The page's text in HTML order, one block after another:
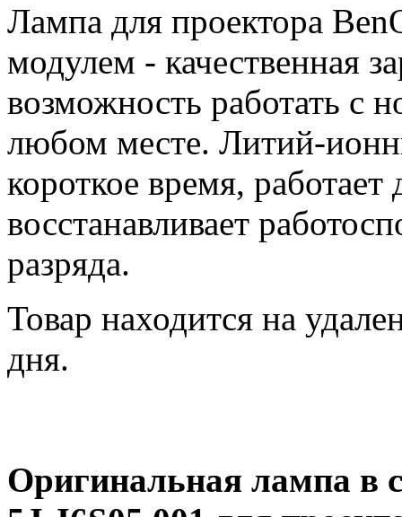
Лампа для проектора
модулем - качественная
возможность работать с
любом месте. Литий-
короткое время,
восстанавливает
разряда.
Товар находится на
дня.
Оригинальная лампа в